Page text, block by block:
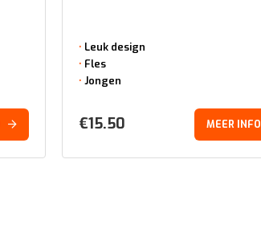
Leuk design
Fles
Jongen
€15.50 MEER INFO